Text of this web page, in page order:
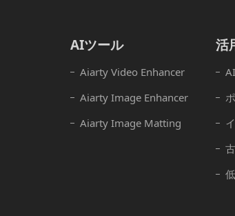
AIツール
Aiarty Video Enhancer
Aiarty Image Enhancer
Aiarty Image Matting
活